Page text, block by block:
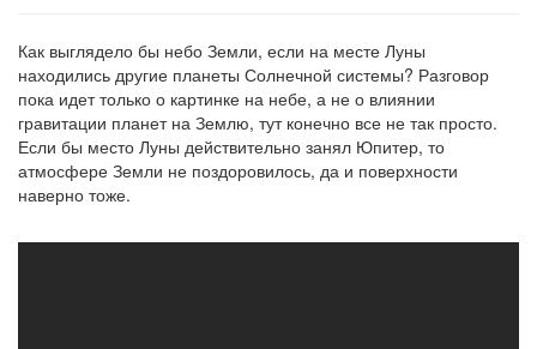
Как выглядело бы небо Земли, если на месте Луны
находились другие планеты Солнечной системы? Разговор
пока идет только о картинке на небе, а не о влиянии
гравитации планет на Землю, тут конечно все не так просто.
Если бы место Луны действительно занял Юпитер, то
атмосфере Земли не поздоровилось, да и поверхности
наверно тоже.